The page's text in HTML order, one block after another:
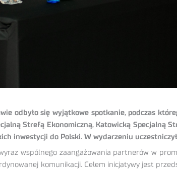
odbyło się wyjątkowe spotkanie, podczas
Strefą Ekonomiczną, Katowicką Specjalną
inwestycji do Polski. W wydarzeniu
wspólnego zaangażowania partnerów w
komunikacji. Celem inicjatywy jest